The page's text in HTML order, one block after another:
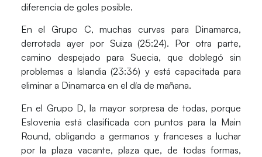
diferencia de goles posible.
En elGrupo C, muchas curvas para Dinamarca,
derrotada ayer por Suiza (25:24). Por otra parte,
camino despejado para Suecia, que doblegó sin
problemas a Islandia (23:36) y está capacitada para
eliminar a Dinamarca en el día de mañana.
En el Grupo D, la mayor sorpresa de todas, porque
Eslovenia está clasificada con puntos para la Main
Round, obligando a germanos y franceses a luchar
por la plaza vacante, plaza que, de todas formas,